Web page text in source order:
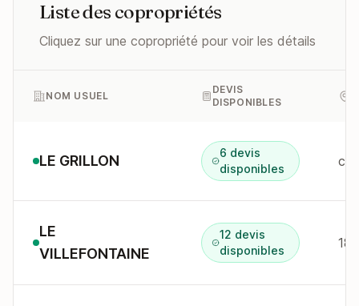
Liste des copropriétés
Cliquez sur une copropriété pour voir les détails
NOM USUEL
DEVIS
DISPONIBLES
LE GRILLON
6 devis
disponibles
LE
VILLEFONTAINE
12 devis
disponibles